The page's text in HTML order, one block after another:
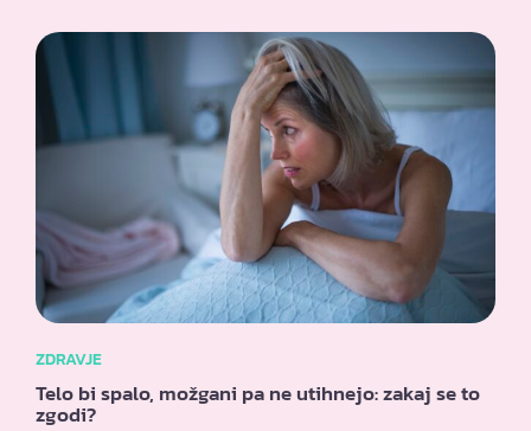
ZDRAVJE
Telo bi spalo, možgani pa ne utihnejo: zakaj se to
zgodi?